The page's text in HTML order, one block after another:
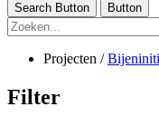
Search Button Button
Projecten /
Filter